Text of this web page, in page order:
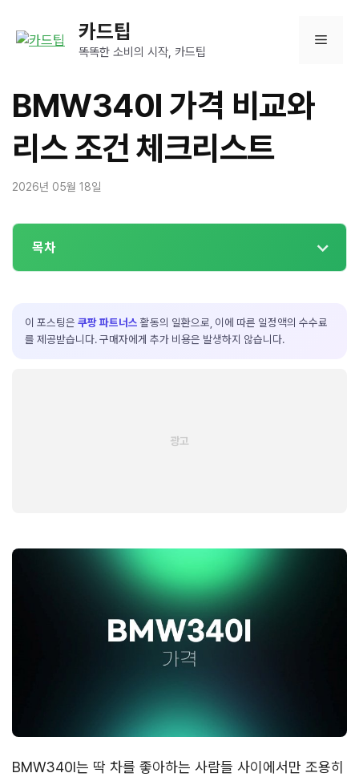
카드팁
똑똑한 소비의 시작, 카드팁
메
BMW340I 가격 비교와
리스 조건 체크리스트
2026년 05월 18일
목차
이 포스팅은 쿠팡 파트너스 활동의 일환으로, 이에 따른 일정액의 수수료
를 제공받습니다. 구매자에게 추가 비용은 발생하지 않습니다.
BMW340I는 딱 차를 좋아하는 사람들 사이에서만 조용히